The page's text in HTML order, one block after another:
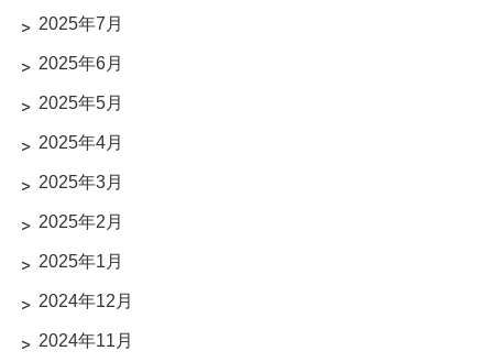
2025年7月
2025年6月
2025年5月
2025年4月
2025年3月
2025年2月
2025年1月
2024年12月
2024年11月